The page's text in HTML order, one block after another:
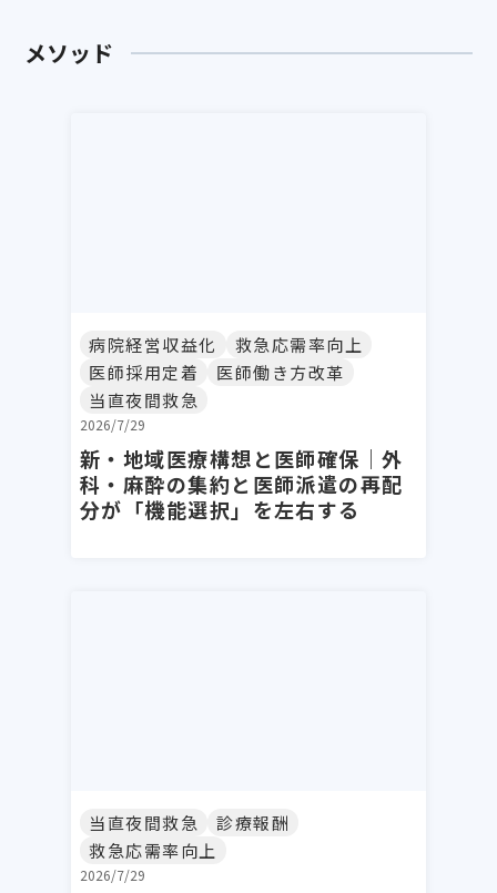
メソッド
病院経営収益化
救急応需率向上
医師採用定着
医師働き方改革
当直夜間救急
2026/7/29
新・地域医療構想と医師確保｜外
科・麻酔の集約と医師派遣の再配
分が「機能選択」を左右する
当直夜間救急
診療報酬
救急応需率向上
2026/7/29